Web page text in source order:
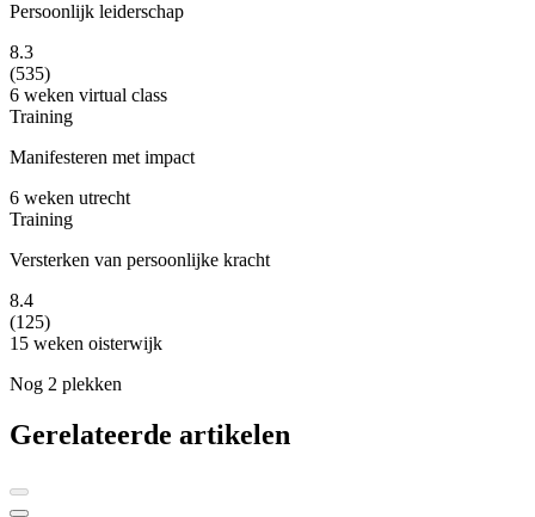
Persoonlijk leiderschap
8.3
(535)
6 weken virtual class
Training
Manifesteren met impact
6 weken utrecht
Training
Versterken van persoonlijke kracht
8.4
(125)
15 weken oisterwijk
Nog 2 plekken
Gerelateerde artikelen